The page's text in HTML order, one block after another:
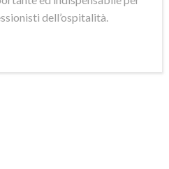
dell’ospitalità.